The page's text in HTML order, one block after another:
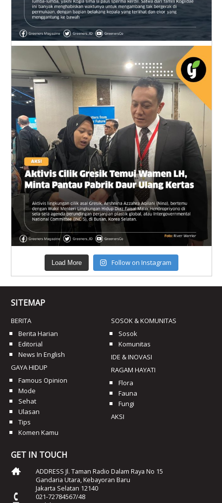
Load More Follow on Instagram
SITEMAP
BERITA
Berita Harian
Editorial
News In English
GAYA HIDUP
Famous Opinion
Mode
Sehat
Ulasan
Tips
Komen Kamu
SOSOK & KOMUNITAS
Sosok
Komunitas
IDE & INOVASI
RAGAM HAYATI
Flora
Fauna
Fungi
AKSI
GET IN TOUCH
ADDRESS Jl. Taman Radio Dalam Raya No 15
Gandaria Utara, Kebayoran Baru
Jakarta Selatan 12140
021-72784567/48